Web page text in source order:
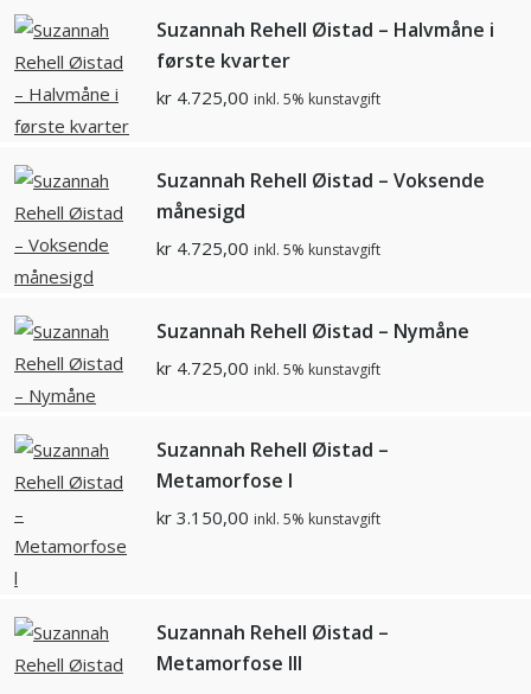
Suzannah Rehell Øistad – Halvmåne i
første kvarter
kr 4.725,00 inkl. 5% kunstavgift
Suzannah Rehell Øistad – Voksende
månesigd
kr 4.725,00 inkl. 5% kunstavgift
Suzannah Rehell Øistad – Nymåne
kr 4.725,00 inkl. 5% kunstavgift
Suzannah Rehell Øistad –
Metamorfose l
kr 3.150,00 inkl. 5% kunstavgift
Suzannah Rehell Øistad –
Metamorfose lll